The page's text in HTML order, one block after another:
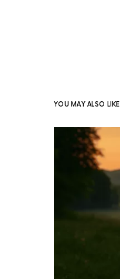
YOU MAY ALSO LIKE